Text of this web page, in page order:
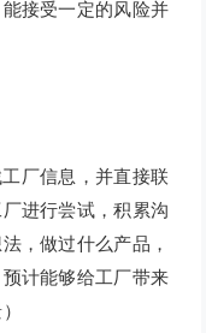
接受一定的风险并
厂信息，并直接联
进行尝试，积累沟
，做过什么产品，
计能够给工厂带来